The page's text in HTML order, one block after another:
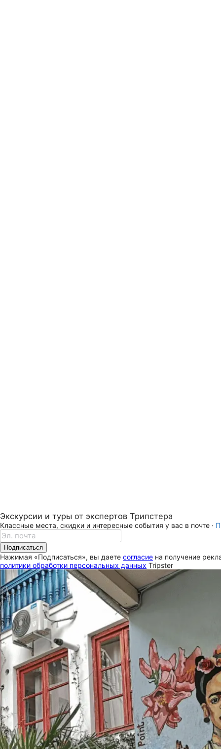
Экскурсии и туры от экспертов Трипстера
Классные места, скидки и интересные события у вас в почте ·
Подписаться
Нажимая «Подписаться», вы даете согласие на получение
политики обработки персональных данных Tripster